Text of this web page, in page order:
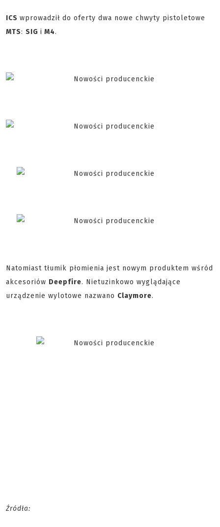
ICS wprowadził do oferty dwa nowe chwyty pistoletowe
MTS: SIG i M4.
Natomiast tłumik płomienia jest nowym produktem wśród
akcesoriów Deepfire. Nietuzinkowo wyglądające
urządzenie wylotowe nazwano Claymore.
Źródła: